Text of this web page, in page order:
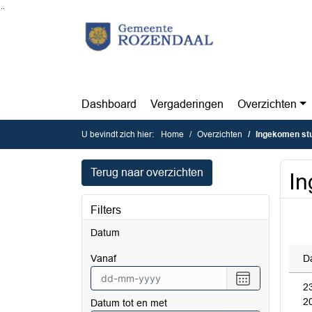
Dashboard Vergaderingen Overzichten
U bevindt zich hier: Home Overzichten Ingekomen
Terug naar overzichten
Filters
Datum
vanaf
Selecteer
een
Datum tot en met